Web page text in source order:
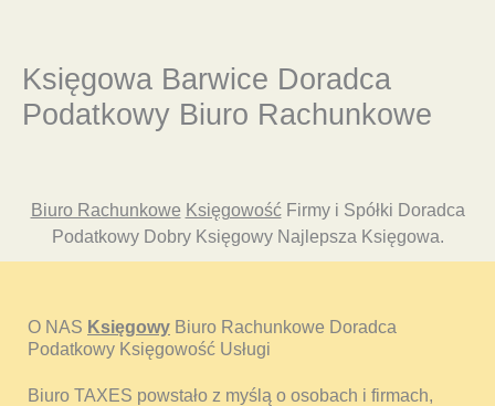
Księgowa Barwice Doradca
Podatkowy Biuro Rachunkowe
Biuro Rachunkowe KsięgowośćFirmy i Spółki Doradca
Podatkowy Dobry Księgowy Najlepsza Księgowa.
O NAS Księgowy Biuro Rachunkowe Doradca
Podatkowy Księgowość Usługi
Biuro TAXES powstało z myślą o osobach i firmach,